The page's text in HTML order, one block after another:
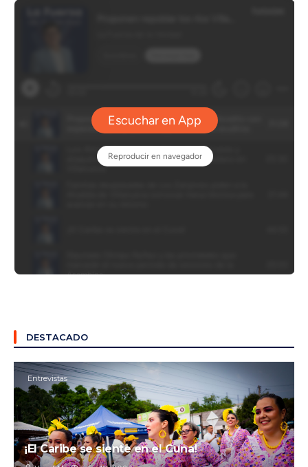
DESTACADO
Entrevistas
¡El Caribe se siente en el Cuna!